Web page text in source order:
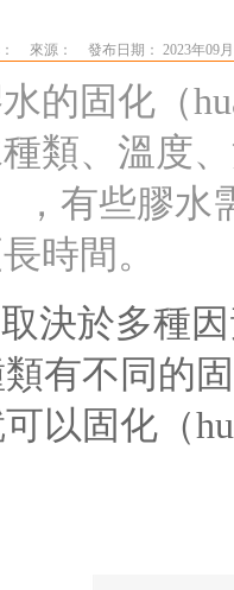
來源： 發布日期： 2023年09
的固化（
類、溫度
，有些膠
時間。
決於多種
有不同的
可以固化（